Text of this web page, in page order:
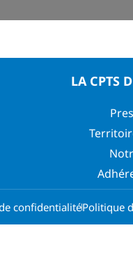
LA CPTS
confidentialitéPolitique